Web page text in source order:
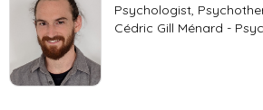
Psychologist,
Cédric Gill Ménard -